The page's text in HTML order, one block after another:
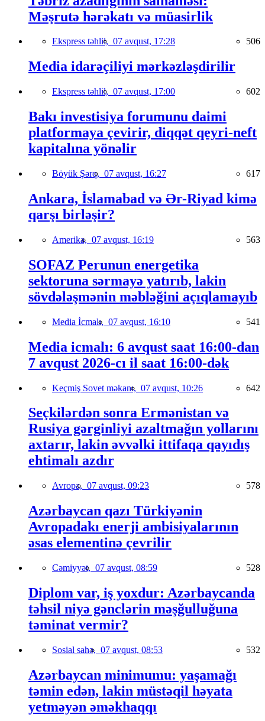
Məşrutə hərəkatı və müasirlik
Ekspress təhlil, 07 avqust, 17:28 506
Media idarəçiliyi mərkəzləşdirilir
Ekspress təhlil, 07 avqust, 17:00 602
Bakı investisiya forumunu daimi
platformaya çevirir, diqqət qeyri-neft
kapitalına yönəlir
Böyük Şərq, 07 avqust, 16:27 617
Ankara, İslamabad və Ər-Riyad kimə
qarşı birləşir?
Amerika, 07 avqust, 16:19 563
SOFAZ Perunun energetika
sektoruna sərmayə yatırıb, lakin
sövdələşmənin məbləğini açıqlamayıb
Media İcmalı, 07 avqust, 16:10 541
Media icmalı: 6 avqust saat 16:00-dan
7 avqust 2026-cı il saat 16:00-dək
Keçmiş Sovet məkanı, 07 avqust, 10:26 642
Seçkilərdən sonra Ermənistan və
Rusiya gərginliyi azaltmağın yollarını
axtarır, lakin əvvəlki ittifaqa qayıdış
ehtimalı azdır
Avropa, 07 avqust, 09:23 578
Azərbaycan qazı Türkiyənin
Avropadakı enerji ambisiyalarının
əsas elementinə çevrilir
Cəmiyyət, 07 avqust, 08:59 528
Diplom var, iş yoxdur: Azərbaycanda
təhsil niyə gənclərin məşğulluğuna
təminat vermir?
Sosial sahə, 07 avqust, 08:53 532
Azərbaycan minimumu: yaşamağı
təmin edən, lakin müstəqil həyata
yetməyən əməkhaqqı